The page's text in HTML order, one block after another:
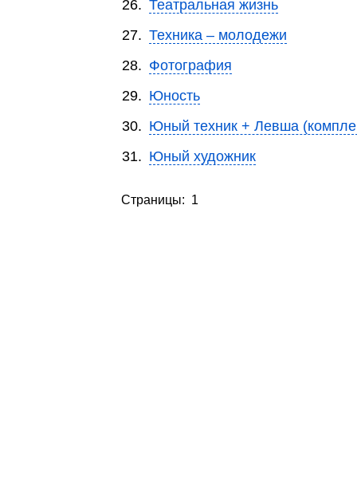
26. Театральная жизнь
27. Техника – молодежи
28. Фотография
29. Юность
30. Юный техник + Левша
31. Юный художник
Страницы: 1